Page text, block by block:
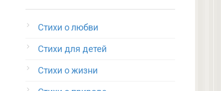
Стихи о любви
Стихи для детей
Стихи о жизни